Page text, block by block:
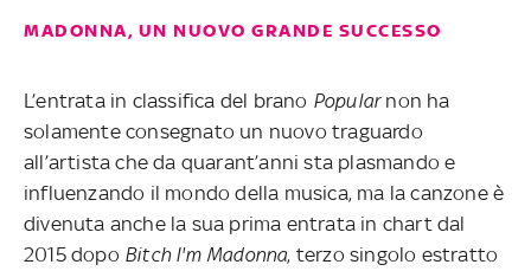
MADONNA, UN NUOVO GRANDE SUCCESSO
L’entrata in classifica del brano Popularnon ha
solamente consegnato un nuovo traguardo
all’artista che da quarant’anni sta plasmando e
influenzando il mondo della musica, ma la canzone è
divenuta anche la sua prima entrata in chart dal
2015 dopo Bitch I'm Madonna, terzo singolo estratto